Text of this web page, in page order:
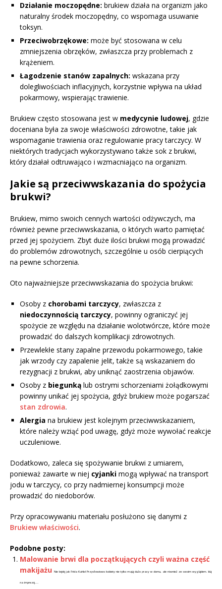
Działanie moczopędne: brukiew działa na organizm jako
naturalny środek moczopędny, co wspomaga usuwanie
toksyn.
Przeciwobrzękowe: może być stosowana w celu
zmniejszenia obrzęków, zwłaszcza przy problemach z
krążeniem.
Łagodzenie stanów zapalnych: wskazana przy
dolegliwościach inflacyjnych, korzystnie wpływa na układ
pokarmowy, wspierając trawienie.
Brukiew często stosowana jest w medycynie ludowej, gdzie
doceniana była za swoje właściwości zdrowotne, takie jak
wspomaganie trawienia oraz regulowanie pracy tarczycy. W
niektórych tradycjach wykorzystywano także sok z brukwi,
który działał odtruwająco i wzmacniająco na organizm.
Jakie są przeciwwskazania do spożycia
brukwi?
Brukiew, mimo swoich cennych wartości odżywczych, ma
również pewne przeciwwskazania, o których warto pamiętać
przed jej spożyciem. Zbyt duże ilości brukwi mogą prowadzić
do problemów zdrowotnych, szczególnie u osób cierpiących
na pewne schorzenia.
Oto najważniejsze przeciwwskazania do spożycia brukwi:
Osoby z chorobami tarczycy, zwłaszcza z
niedoczynnością tarczycy, powinny ograniczyć jej
spożycie ze względu na działanie wolotwórcze, które może
prowadzić do dalszych komplikacji zdrowotnych.
Przewlekłe stany zapalne przewodu pokarmowego, takie
jak wrzody czy zapalenie jelit, także są wskazaniem do
rezygnacji z brukwi, aby uniknąć zaostrzenia objawów.
Osoby z biegunką lub ostrymi schorzeniami żołądkowymi
powinny unikać jej spożycia, gdyż brukiew może pogarszać
stan zdrowia.
Alergia na brukiew jest kolejnym przeciwwskazaniem,
które należy wziąć pod uwagę, gdyż może wywołać reakcje
uczuleniowe.
Dodatkowo, zaleca się spożywanie brukwi z umiarem,
ponieważ zawarte w niej cyjanki mogą wpływać na transport
jodu w tarczycy, co przy nadmiernej konsumpcji może
prowadzić do niedoborów.
Przy opracowywaniu materiału posłużono się danymi z
Brukiew właściwości.
Podobne posty:
Malowanie brwi dla początkujących czyli ważna część
makijażu
Nie będę jak Frida Kahlo! Przysłowiowo kobiety nie tylko mają dużo pracy w domu, ale również ze swoim wyglądem. Idą
na imprezę,...